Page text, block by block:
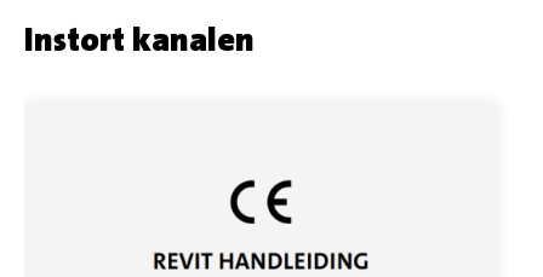
Instort kanalen